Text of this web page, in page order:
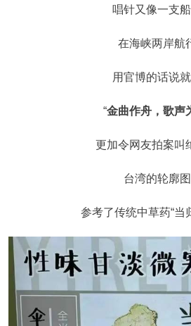
唱针又像一支
在海峡两岸航
用官博的话说
“金曲作舟，歌声
更加令网友拍案叫
台湾的轮廓图
参考了传统中草药“当